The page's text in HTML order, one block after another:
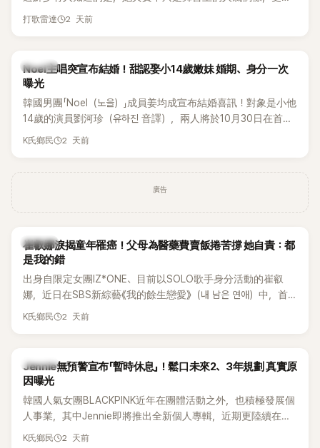
一名不折不扣的學霸。她日前在節目中透露，自己在美國就讀
打歌雷達 2 天前
K-POP
Noel主唱突宣布結婚！甜認娶小14歲嫩妹 婚期、身分一次
曝光
韓國男團「Noel（노을）」成員姜均成宣布結婚喜訊！對象是小他
14歲的演員劉河珍（유하진 音譯），兩人將於10月30日在首爾
低調舉辦婚禮，消息一出立刻引發關注。
K氏鄉民 2 天前
廣告
K-POP
崔叡娜淚揭童年罹癌！父母為醫藥費賣飯捲苦撐 她自責：都
是我的錯
出身自限定女團IZ*ONE、目前以SOLO歌手身分活動的崔叡
娜，近日在SBS新綜藝《我的餘生戀愛》（내 남은 연애）中，首
度談起自己幼年罹患小兒癌的經歷，回憶起父母為了籌措醫療
K氏鄉民 2 天前
K-POP
Jennie無預警宣布「暫時休息」！鬆口未來2、3年規劃 真實原
因曝光
韓國人氣女團BLACKPINK近年在團體活動之外，也積極發展個
人事業，其中Jennie即將推出全新個人專輯，近期更陸續在演
出中搶先公開新歌，引發粉絲高度期待。不過，她近日受訪時
K氏鄉民 2 天前